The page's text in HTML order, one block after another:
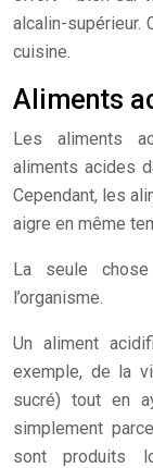
alcalin-supérieur.
cuisine.
Aliments
Les aliments
aliments acides
Cependant, les
aigre en même
La seule
l’organisme.
Un aliment
exemple, de la
sucré) tout en
simplement
sont produits